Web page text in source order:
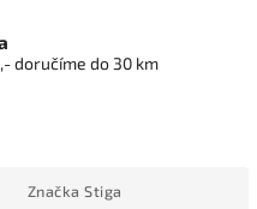
doručíme do 30 km
Značka Stiga